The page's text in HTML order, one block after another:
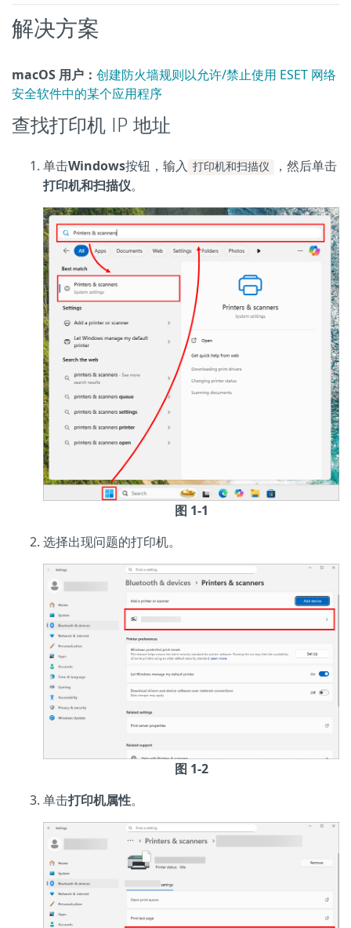
解决方案
macOS 用户： 创建防火墙规则以允许/禁止使用 ESET 网络
安全软件中的某个应用程序
查找打印机 IP 地址
单击Windows按钮，输入 打印机和扫描仪
，然后单击
打印机和扫描仪。
图 1-1
选择出现问题的打印机。
图 1-2
单击打印机属性。